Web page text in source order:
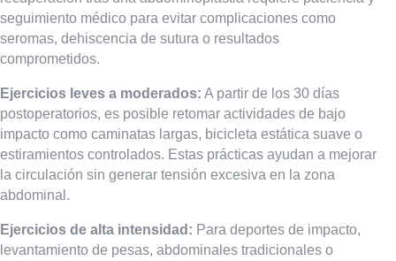
seguimiento médico para evitar complicaciones como
seromas, dehiscencia de sutura o resultados
comprometidos.
Ejercicios leves a moderados: A partir de los 30 días
postoperatorios, es posible retomar actividades de bajo
impacto como caminatas largas, bicicleta estática suave o
estiramientos controlados. Estas prácticas ayudan a mejorar
la circulación sin generar tensión excesiva en la zona
abdominal.
Ejercicios de alta intensidad: Para deportes de impacto,
levantamiento de pesas, abdominales tradicionales o